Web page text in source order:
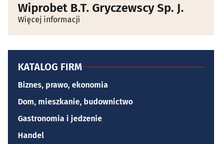
Wiprobet B.T. Gryczewscy Sp. J.
Więcej informacji
KATALOG FIRM
Biznes, prawo, ekonomia
Dom, mieszkanie, budownictwo
Gastronomia i jedzenie
Handel